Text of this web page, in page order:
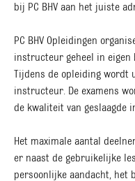
bij PC BHV aan het juiste
PC BHV Opleidingen
instructeur geheel in eigen
Tijdens de opleiding wordt
instructeur. De examens
de kwaliteit van geslaagde
Het maximale aantal
er naast de gebruikelijke
persoonlijke aandacht, het